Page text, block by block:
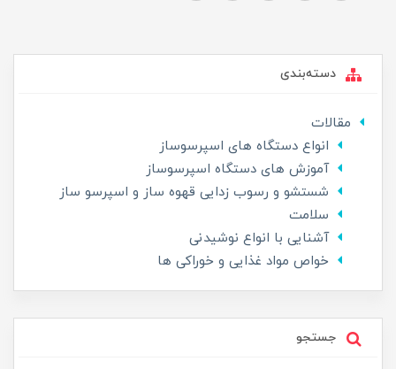
دسته‌بندی
مقالات
انواع دستگاه های اسپرسوساز
آموزش های دستگاه اسپرسوساز
شستشو و رسوب زدایی قهوه ساز و اسپرسو ساز
سلامت
آشنایی با انواع نوشیدنی
خواص مواد غذایی و خوراکی ها
جستجو